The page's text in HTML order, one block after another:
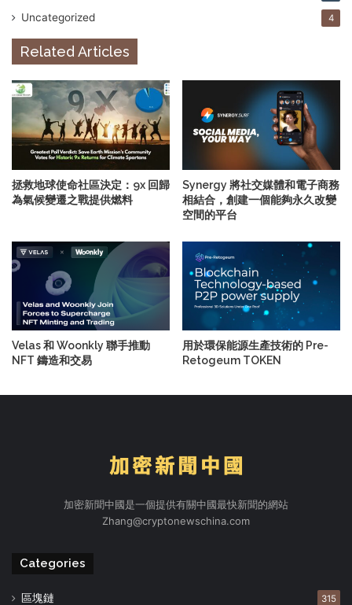
Uncategorized 4
Related Articles
拯救地球使命社區決定：9x 回歸
為氣候變遷之戰提供燃料
Synergy 將社交媒體和電子商務
相結合，創建一個能夠永久改變
空間的平台
Velas 和 Woonkly 聯手推動
NFT 鑄造和交易
用於環保能源生產技術的 Pre-
Retogeum TOKEN
加密新聞中國是一個提供有關中國最快新聞的網站
Zhang@cryptonewschina.com
Categories
區塊鏈 315